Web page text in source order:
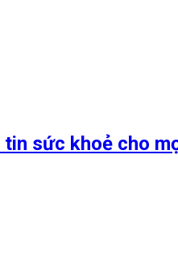
sức khoẻ cho